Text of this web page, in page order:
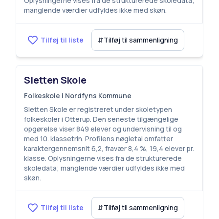
manglende værdier udfyldes ikke med skøn.
Tilføj til liste ⇵Tilføj til sammenligning
Sletten Skole
Folkeskole i Nordfyns Kommune
Sletten Skole er registreret under skoletypen
folkeskoler i Otterup. Den seneste tilgængelige
opgørelse viser 849 elever og undervisning til og
med 10. klassetrin. Profilens nøgletal omfatter
karaktergennemsnit 6,2, fravær 8,4 %, 19,4 elever pr.
klasse. Oplysningerne vises fra de strukturerede
skoledata; manglende værdier udfyldes ikke med
skøn.
Tilføj til liste ⇵Tilføj til sammenligning